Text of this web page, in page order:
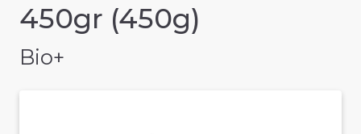
450gr (450g)
Bio+